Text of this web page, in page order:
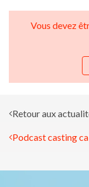
Vous devez
Retour aux
Podcast casting